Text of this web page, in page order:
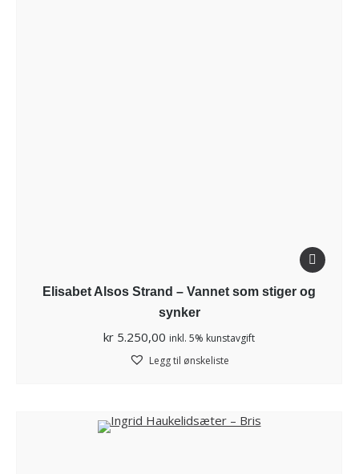
Elisabet Alsos Strand – Vannet som stiger og
synker
kr 5.250,00 inkl. 5% kunstavgift
Legg til ønskeliste